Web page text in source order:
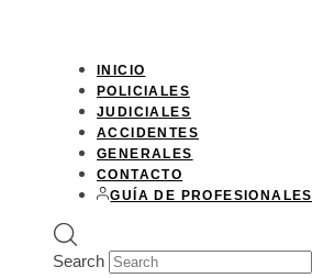
INICIO
POLICIALES
JUDICIALES
ACCIDENTES
GENERALES
CONTACTO
GUÍA DE PROFESIONALES
Search